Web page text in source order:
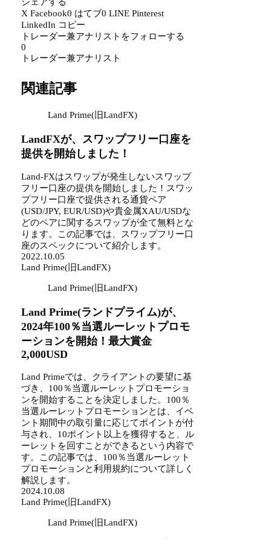
X Facebook0 はてブ0 LINE Pinterest
LinkedIn コピー
トレーダー兼アナリストをフォローする
0
トレーダー兼アナリスト
関連記事
Land Prime(旧LandFX)
LandFXが、スワップフリー口座を
提供を開始しました！
Land-FXはスワップが発生しないスワップ
フリー口座の提供を開始しました！スワッ
プフリー口座で提供される通貨ペア
(USD/JPY, EUR/USD)や貴金属XAU/USDな
どのペアに関するスワップが全て無料とな
ります。この記事では、スワップフリー口
座のスペックについて紹介します。
2022.10.05
Land Prime(旧LandFX)
Land Prime(旧LandFX)
Land Prime(ランドプライム)が、
2024年100％当選ルーレットプロモ
ーションを開始！最大賞金
2,000USD
Land Primeでは、クライアントの要望に基
づき、100％当選ルーレットプロモーショ
ンを開始することを決定しました。100％
当選ルーレットプロモーションとは、イベ
ント期間中の取引量に応じてポイントが付
与され、10ポイント以上を獲得すると、ル
ーレットを回すことができるという内容で
す。この記事では、100％当選ルーレット
プロモーションと利用規約について詳しく
解説します。
2024.10.08
Land Prime(旧LandFX)
Land Prime(旧LandFX)